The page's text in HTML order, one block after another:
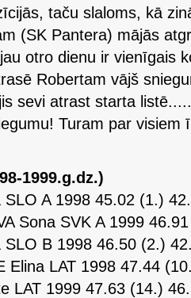
taču slaloms, kā
(SK Pantera) mājās
otro dienu ir vienīgais
Robertam vājš
sevi atrast starta
Turam par visiem
1999.g.dz.)
SLO A 1998 45.02 (1.)
Sona SVK A 1999
SLO B 1998 46.50 (2.)
Elina LAT 1998 47.44
LAT 1999 47.63 (14.)